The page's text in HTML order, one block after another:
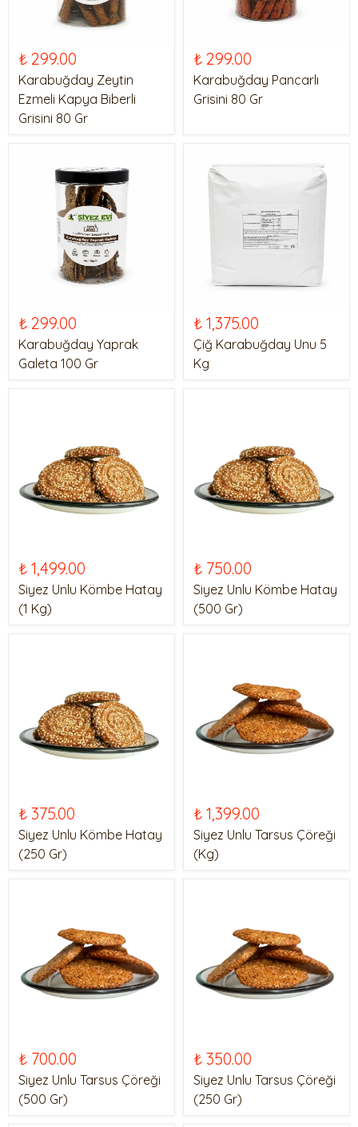
₺ 299.00
Karabuğday Zeytin
Ezmeli Kapya Biberli
Grisini 80 Gr
₺ 299.00
Karabuğday Pancarlı
Grisini 80 Gr
₺ 299.00
Karabuğday Yaprak
Galeta 100 Gr
₺ 1,375.00
Çiğ Karabuğday Unu 5
Kg
₺ 1,499.00
Siyez Unlu Kömbe Hatay
(1 Kg)
₺ 750.00
Siyez Unlu Kömbe Hatay
(500 Gr)
₺ 375.00
Siyez Unlu Kömbe Hatay
(250 Gr)
₺ 1,399.00
Siyez Unlu Tarsus Çöreği
(Kg)
₺ 700.00
Siyez Unlu Tarsus Çöreği
(500 Gr)
₺ 350.00
Siyez Unlu Tarsus Çöreği
(250 Gr)